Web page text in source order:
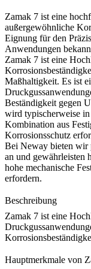
Zamak 7 ist eine
außergewöhnliche
Eignung für den
Anwendungen
Zamak 7 ist eine
Maßhaltigkeit. Es ist
Beständigkeit gegen
wird typischerweise
Kombination aus
Korrosionsschutz
Bei Neway bieten wir
an und gewährleisten
hohe mechanische
erfordern.
Beschreibung
Zamak 7 ist eine
Hauptmerkmale von